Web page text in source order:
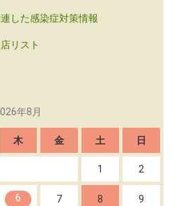
した感染症対策情報
リスト
年8月
木 金 土 日
1 2
6 7 8 9